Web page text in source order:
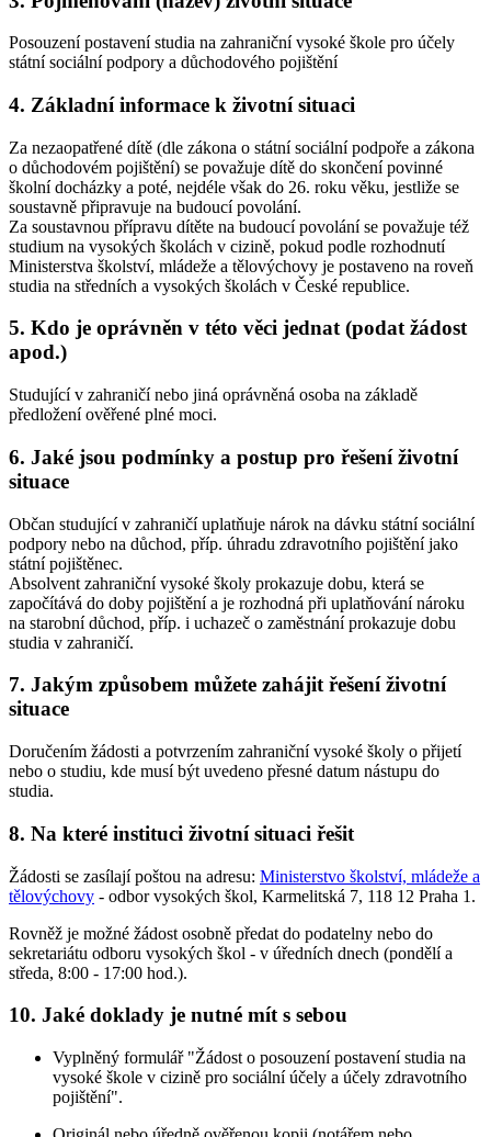
Posouzení postavení studia na zahraniční vysoké škole pro účely
státní sociální podpory a důchodového pojištění
4. Základní informace k životní situaci
Za nezaopatřené dítě (dle zákona o státní sociální podpoře a zákona
o důchodovém pojištění) se považuje dítě do skončení povinné
školní docházky a poté, nejdéle však do 26. roku věku, jestliže se
soustavně připravuje na budoucí povolání.
Za soustavnou přípravu dítěte na budoucí povolání se považuje též
studium na vysokých školách v cizině, pokud podle rozhodnutí
Ministerstva školství, mládeže a tělovýchovy je postaveno na roveň
studia na středních a vysokých školách v České republice.
5. Kdo je oprávněn v této věci jednat (podat žádost
apod.)
Studující v zahraničí nebo jiná oprávněná osoba na základě
předložení ověřené plné moci.
6. Jaké jsou podmínky a postup pro řešení životní
situace
Občan studující v zahraničí uplatňuje nárok na dávku státní sociální
podpory nebo na důchod, příp. úhradu zdravotního pojištění jako
státní pojištěnec.
Absolvent zahraniční vysoké školy prokazuje dobu, která se
započítává do doby pojištění a je rozhodná při uplatňování nároku
na starobní důchod, příp. i uchazeč o zaměstnání prokazuje dobu
studia v zahraničí.
7. Jakým způsobem můžete zahájit řešení životní
situace
Doručením žádosti a potvrzením zahraniční vysoké školy o přijetí
nebo o studiu, kde musí být uvedeno přesné datum nástupu do
studia.
8. Na které instituci životní situaci řešit
Žádosti se zasílají poštou na adresu: Ministerstvo školství, mládeže a
tělovýchovy - odbor vysokých škol, Karmelitská 7, 118 12 Praha 1.
Rovněž je možné žádost osobně předat do podatelny nebo do
sekretariátu odboru vysokých škol - v úředních dnech (pondělí a
středa, 8:00 - 17:00 hod.).
10. Jaké doklady je nutné mít s sebou
Vyplněný formulář "Žádost o posouzení postavení studia na
vysoké škole v cizině pro sociální účely a účely zdravotního
pojištění".